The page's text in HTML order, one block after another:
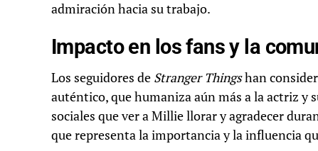
admiración hacia su trabajo.
Impacto en los fans y la
Los seguidores de Stranger Thingshan
auténtico, que humaniza aún más a la actriz y
sociales que ver a Millie llorar y agradecer
que representa la importancia y la influencia